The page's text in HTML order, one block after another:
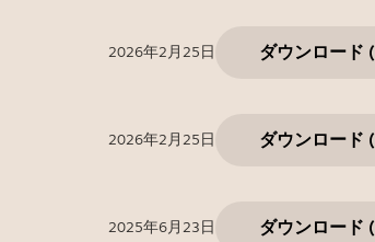
2026年2月25日 ダウンロード (
2026年2月25日 ダウンロード (
2025年6月23日 ダウンロード (